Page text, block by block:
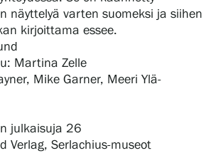
Express
näyttelyä varten suomeksi ja siihen
kirjoittama essee.
Martina Zelle
Mike Garner, Meeri Ylä-
julkaisuja 26
Verlag, Serlachius-museot